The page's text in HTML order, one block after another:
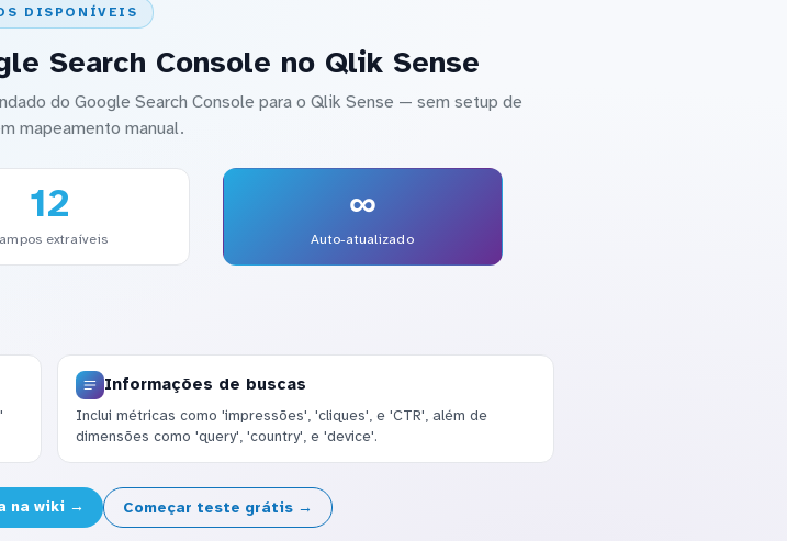
DISPONÍVEIS
Search Console no Qlik Sense
do Google Search Console para o Qlik Sense — sem setup de
mapeamento manual.
12
extraíveis
∞
Auto-atualizado
Informações de buscas
Inclui métricas como 'impressões', 'cliques', e 'CTR', além de
dimensões como 'query', 'country', e 'device'.
na wiki → Começar teste grátis →